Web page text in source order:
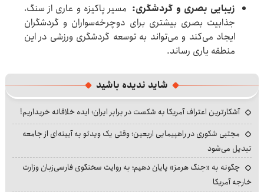
زیبایی بصری و گردشگری: مسیر پاکیزه و عاری از سنگ،
جذابیت بصری بیشتری برای دوچرخه‌سواران و گردشگران
ایجاد می‌کند و می‌تواند به توسعه گردشگری ورزشی در این
منطقه یاری رساند.
شاید ندیده باشید
آشکارترین اعتراف آمریکا به شکست در برابر ایران؛ ایده خلاقانه خریداریم!
مجتبی شکوری در راهپیمایی اربعین؛ وقتی یک ویدئو به آیینه‌ای از جامعه
تبدیل می‌شود
چگونه به «جنگ هرمز» پایان دهیم؛ به روایت سخنگوی فارسی‌زبان وزارت
خارجه آمریکا